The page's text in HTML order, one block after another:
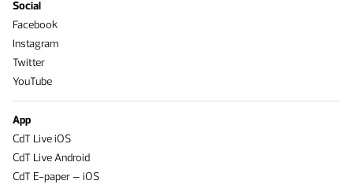
Social
Facebook
Instagram
Twitter
YouTube
App
CdT Live iOS
CdT Live Android
CdT E-paper – iOS